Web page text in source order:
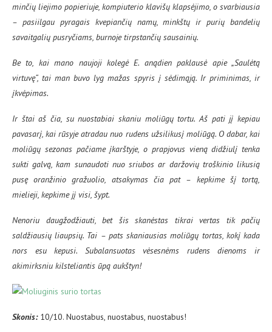
minčių liejimo popieriuje, kompiuterio klavišų klapsėjimo, o svarbiausia
– pasiilgau pyragais kvepiančių namų, minkštų ir purių bandelių
savaitgalių pusryčiams, burnoje tirpstančių sausainių.
Be to, kai mano naujoji kolegė E. anądien paklausė apie „Saulėtą
virtuvę“, tai man buvo lyg mažas spyris į sėdimąją. Ir priminimas, ir
įkvėpimas.
Ir štai aš čia, su nuostabiai skaniu moliūgų tortu. Aš pati jį kepiau
pavasarį, kai rūsyje atradau nuo rudens užsilikusį moliūgą. O dabar, kai
moliūgų sezonas pačiame įkarštyje, o prapjovus vieną didžiulį tenka
sukti galvą, kam sunaudoti nuo sriubos ar daržovių troškinio likusią
pusę oranžinio gražuolio, atsakymas čia pat – kepkime šį tortą,
mielieji, kepkime jį visi, šypt.
Nenoriu daugžodžiauti, bet šis skanėstas tikrai vertas tik pačių
saldžiausių liaupsių. Tai – pats skaniausias moliūgų tortas, kokį kada
nors esu kepusi. Subalansuotas vėsesnėms rudens dienoms ir
akimirksniu kilsteliantis ūpą aukštyn!
Skonis:10/10. Nuostabus, nuostabus, nuostabus!